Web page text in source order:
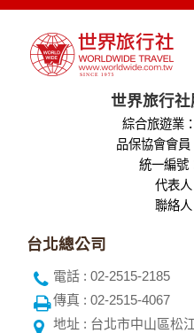
世界旅行
綜合旅遊業
品保協會會
統一編號
代表
聯絡
台北總公司
電話 : 02-2515-2185
傳真 : 02-2515-4067
地址 : 台北市中山區松